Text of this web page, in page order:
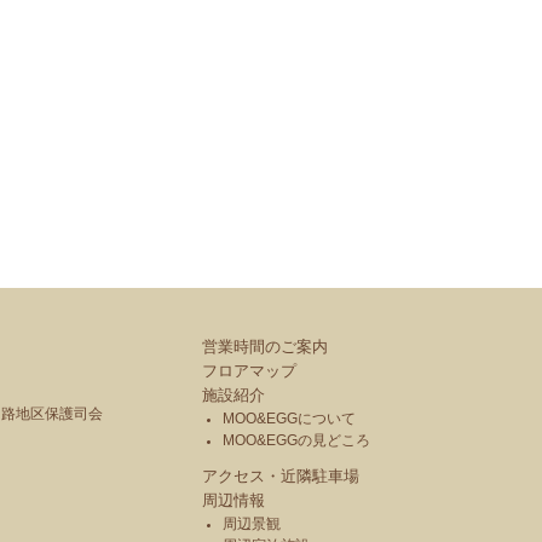
地区保護司会
営業時間のご案内
フロアマップ
施設紹介
MOO&EGGについて
MOO&EGGの見どころ
アクセス・近隣駐車場
周辺情報
周辺景観